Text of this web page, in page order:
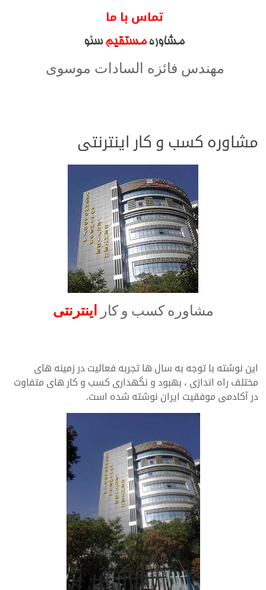
تماس با ما
مشاورهمستقیمسئو
مهندس فائزه السادات موسوی
مشاوره کسب و کار اینترنتی
مشاوره کسب و کار اینترنتی
این نوشته با توجه به سال ها تجربه فعالیت در زمینه های
مختلف راه اندازی ، بهبود و نگهداری کسب و کار های متفاوت
در آکادمی موفقیت ایران نوشته شده است.